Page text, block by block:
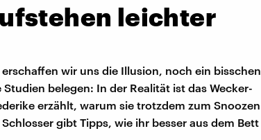
leichter
wir uns die Illusion, noch ein bisschen
belegen: In der Realität ist das Wecker-
erzählt, warum sie trotzdem zum Snoozen
gibt Tipps, wie ihr besser aus dem Bett